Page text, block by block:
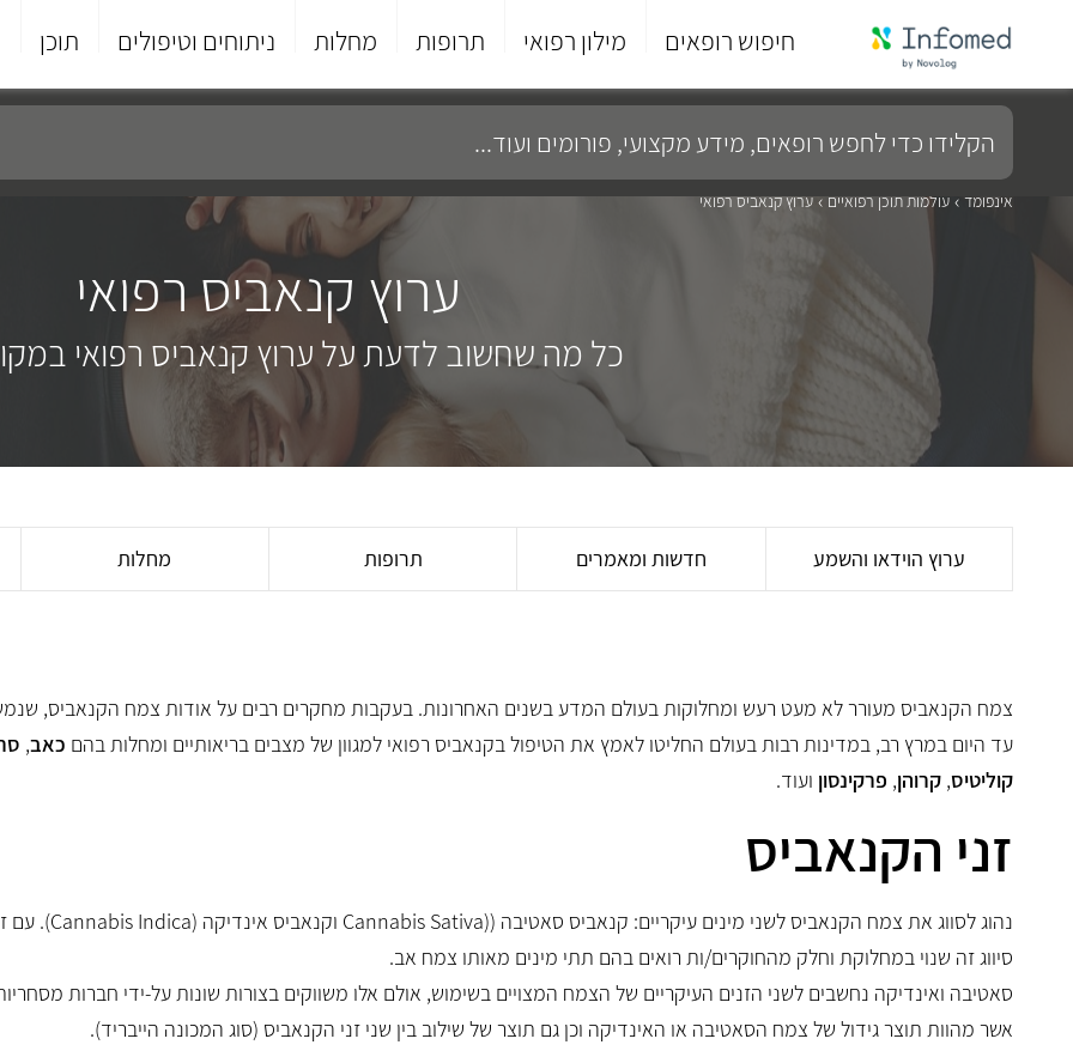
חיפוש רופאים מילון רפואי תרופות מחלות ניתוחים וטיפולים תוכן
סוף
התפריט
הקלידו
כדי
לחפש
רופאים,
מידע
אינפומד עולמות תוכן רפואיים ערוץ קנאביס רפואי
ערוץ קנאביס רפואי
כל מה שחשוב לדעת על ערוץ קנאביס רפואי
ערוץ הוידאו והשמע חדשות ומאמרים תרופות מחלות
צמח הקנאביס מעורר לא מעט רעש ומחלוקות בעולם המדע בשנים האחרונות. בעקבות מחקרים רבים על אודות צמח הקנאביס,
עד היום במרץ רב, במדינות רבות בעולם החליטו לאמץ את הטיפול בקנאביס רפואי למגוון של מצבים בריאותיים ומחלות בהם כאב,
קוליטיס, קרוהן, פרקינסון ועוד.
זני הקנאביס
נהוג לסווג את צמח הקנאביס לשני מינים עיקריים: קנאביס סאטיבה ((Cannabis Sativa וקנאביס אינדיקה (Cannabis Indica). עם
סיווג זה שנוי במחלוקת וחלק מהחוקרים/ות רואים בהם תתי מינים מאותו צמח אב.
סאטיבה ואינדיקה נחשבים לשני הזנים העיקריים של הצמח המצויים בשימוש, אולם אלו משווקים בצורות שונות על-ידי חברות
אשר מהוות תוצר גידול של צמח הסאטיבה או האינדיקה וכן גם תוצר של שילוב בין שני זני הקנאביס (סוג המכונה הייבריד).
"ציתי להודות לד"ר אלנה על היחס המקצועי
והאנושי שקיבלתי ממנה. כבר מהרגע הראשון
לי את כל הזמן שנדרש, לא מיהרה לרגע, ענתה
בסבלנות על כל השאלות שלי והסבירה כל דבר
בצורה ברורה ומרגיעה. מעבר למקצועיות
"הטיפול של דוקטור